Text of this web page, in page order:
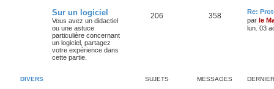
Sur un logiciel
Vous avez un didactiel
ou une astuce
particulière concernant
un logiciel, partagez
votre expérience dans
cette partie.
206 358
Re:
par le
lun. 03
DIVERS SUJETS MESSAGES